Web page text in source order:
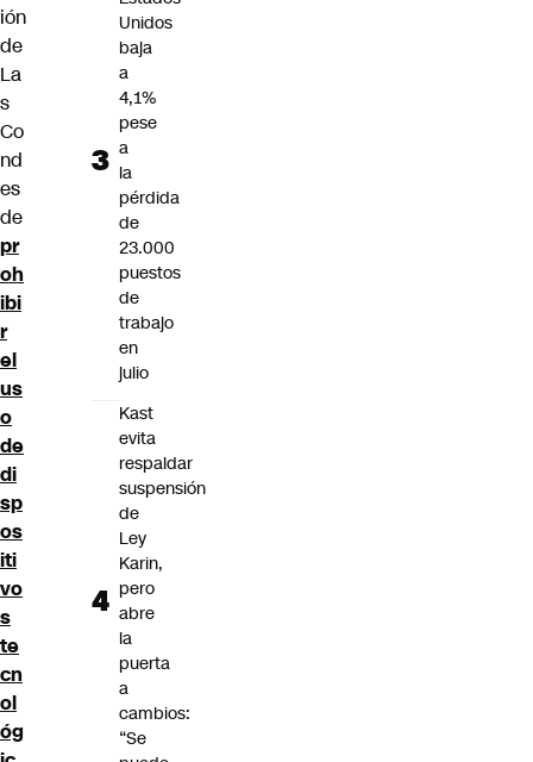
ión
de
La
s
Co
nd
es
de
pr
oh
ibi
r
el
us
o
de
di
sp
os
iti
vo
s
te
cn
ol
óg
Unidos
baja
a
4,1%
pese
a
la
pérdida
de
23.000
puestos
de
trabajo
en
julio
Kast
evita
respaldar
suspensión
de
Ley
Karin,
pero
abre
la
puerta
a
cambios:
“Se